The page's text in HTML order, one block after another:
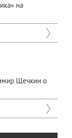
на
Щечкин о